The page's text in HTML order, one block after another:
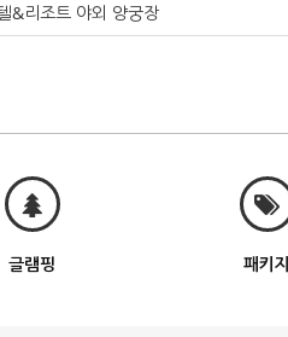
&리조트 야외 양궁장
글램핑 패키지